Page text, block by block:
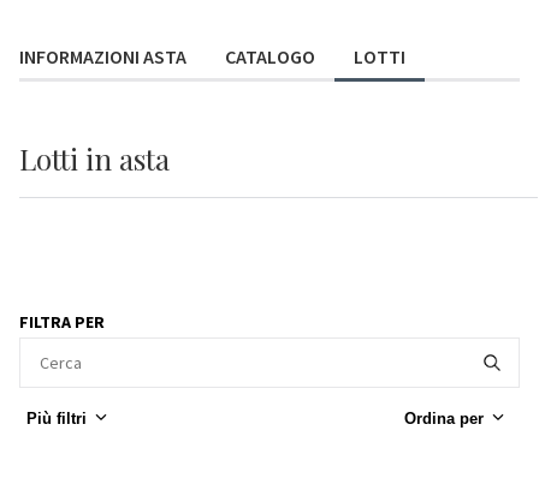
INFORMAZIONI ASTA CATALOGO LOTTI
Lotti in asta
FILTRA PER
Più filtri Ordina per